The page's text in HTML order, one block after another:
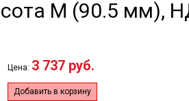
M (90.5 мм),
Цена: 3 737 руб.
Добавить в корзину